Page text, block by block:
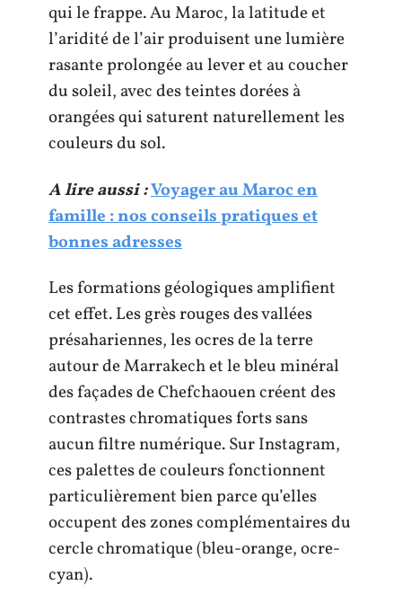
qui le frappe. Au Maroc, la latitude et
l’aridité de l’air produisent une lumière
rasante prolongée au lever et au coucher
du soleil, avec des teintes dorées à
orangées qui saturent naturellement les
couleurs du sol.
A lire aussi :Voyager au Maroc en
famille : nos conseils pratiques et
bonnes adresses
Les formations géologiques amplifient
cet effet. Les grès rouges des vallées
présahariennes, les ocres de la terre
autour de Marrakech et le bleu minéral
des façades de Chefchaouen créent des
contrastes chromatiques forts sans
aucun filtre numérique. Sur Instagram,
ces palettes de couleurs fonctionnent
particulièrement bien parce qu’elles
occupent des zones complémentaires du
cercle chromatique (bleu-orange, ocre-
cyan).